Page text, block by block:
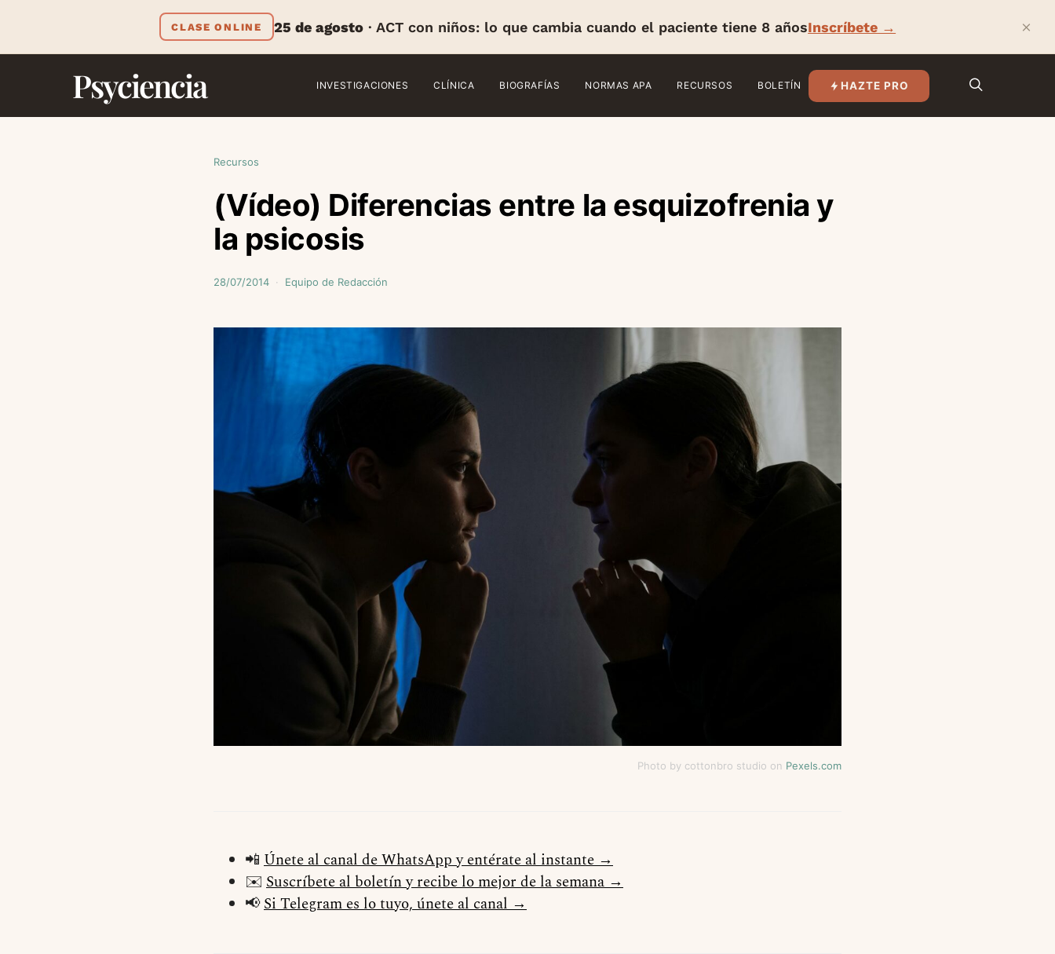
CLASE ONLINE 25 de agosto · ACT con niños: lo que cambia cuando el paciente tiene 8 añosInscríbete → ×
Psyciencia INVESTIGACIONES CLÍNICA BIOGRAFÍAS NORMAS APA RECURSOS BOLETÍN HAZTE PRO
Recursos
(Vídeo) Diferencias entre la esquizofrenia y
la psicosis
28/07/2014 Equipo de Redacción
Photo by cottonbro studio on Pexels.com
📲 Únete al canal de WhatsApp y entérate al instante →
✉️ Suscríbete al boletín y recibe lo mejor de la semana →
📢Si Telegram es lo tuyo, únete al canal →